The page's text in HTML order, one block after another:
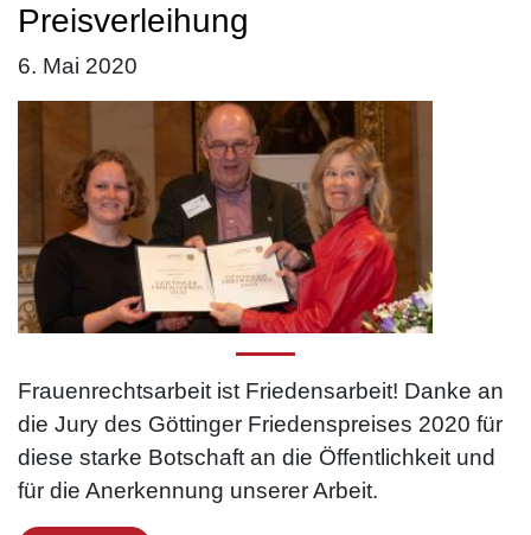
Preisverleihung
6. Mai 2020
Frauenrechtsarbeit ist Friedensarbeit! Danke an
die Jury des Göttinger Friedenspreises 2020 für
diese starke Botschaft an die Öffentlichkeit und
für die Anerkennung unserer Arbeit.